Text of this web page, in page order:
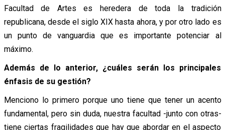
Facultad de Artes es heredera de toda la tradición
republicana, desde el siglo XIX hasta ahora, y por otro lado es
un punto de vanguardia que es importante potenciar al
máximo.
Además de lo anterior, ¿cuáles serán los principales
énfasis de su gestión?
Menciono lo primero porque uno tiene que tener un acento
fundamental, pero sin duda, nuestra facultad -junto con otras-
tiene ciertas fragilidades que hay que abordar en el aspecto